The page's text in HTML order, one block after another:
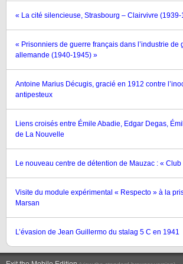
« La cité silencieuse, Strasbourg – Clairvivre
« Prisonniers de guerre français dans l’industrie de
allemande (1940-1945) »
Antoine Marius Décugis, gracié en 1912 contre
antipesteux
Liens croisés entre Émile Abadie, Edgar Degas,
de La Nouvelle
Le nouveau centre de détention de Mauzac : « Club
Visite du module expérimental « Respecto » à la
Marsan
L’évasion de Jean Guillermo du stalag 5 C en 1941